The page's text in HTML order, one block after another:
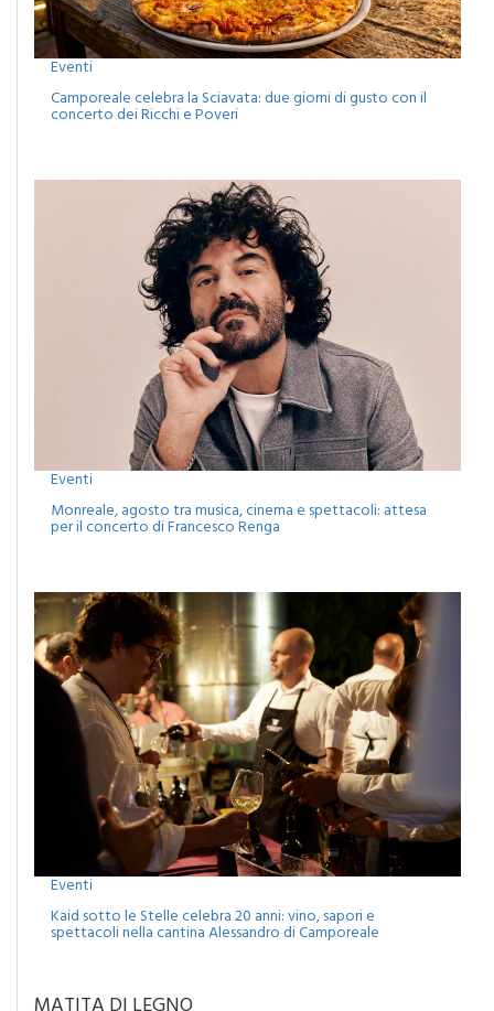
Eventi
Camporeale celebra la Sciavata: due giorni di gusto con il
concerto dei Ricchi e Poveri
Monreale, agosto tra musica, cinema e spettacoli: attesa
per il concerto di Francesco Renga
Kaid sotto le Stelle celebra 20 anni: vino, sapori e
spettacoli nella cantina Alessandro di Camporeale